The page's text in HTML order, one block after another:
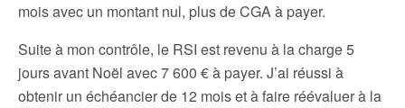
mois avec un montant nul, plus de CGA à payer.
Suite à mon contrôle, le RSI est revenu à la charge 5
jours avant Noël avec 7 600 € à payer. J’ai réussi à
obtenir un échéancier de 12 mois et à faire réévaluer à la